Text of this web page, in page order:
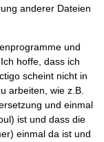
anderer Dateien
und
hoffe, dass ich
scheint nicht in
arbeiten, wie z.B.
und einmal
ist und dass die
einmal da ist und